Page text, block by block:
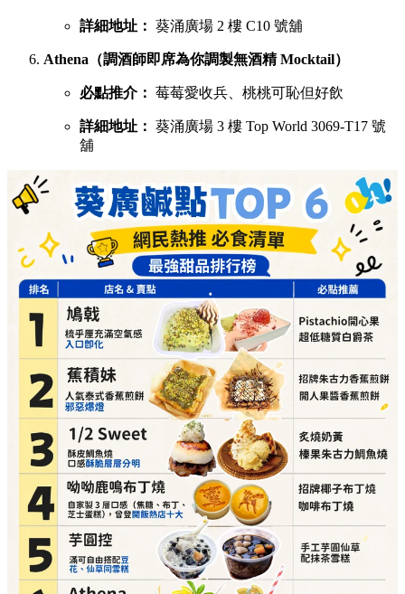
詳細地址： 葵涌廣場 2 樓 C10 號舖
Athena（調酒師即席為你調製無酒精 Mocktail）
必點推介： 莓莓愛收兵、桃桃可恥但好飲
詳細地址： 葵涌廣場 3 樓 Top World 3069-T17 號
舖